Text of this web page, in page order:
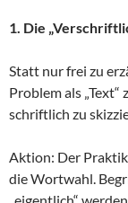
1. Die
Statt nur frei zu
Problem als
schriftlich zu
Aktion: Der
die Wortwahl.